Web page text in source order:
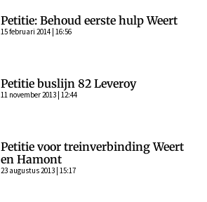
Petitie: Behoud eerste hulp Weert
15 februari 2014 | 16:56
Petitie buslijn 82 Leveroy
11 november 2013 | 12:44
Petitie voor treinverbinding Weert
en Hamont
23 augustus 2013 | 15:17